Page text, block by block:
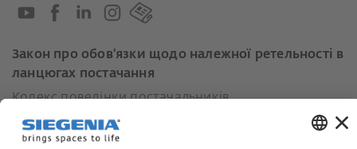
Закон про обов'язки щодо належної ретельності в
ланцюгах постачання
Кодекс поведінки постачальників
Інформаційний лист для постачальників щодо
Закону про належну обачність у ланцюгах